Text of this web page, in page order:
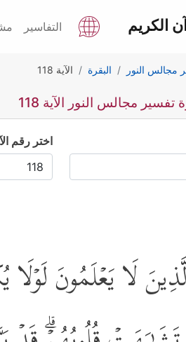
الكريم التفاسير
مجالس النور البقرة الآية 118
مجالس النور الآية 118
اختر رقم
لَا یَعۡلَمُونَ لَوۡلَا